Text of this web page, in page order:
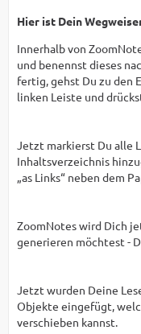
Hier ist Dein
Innerhalb von
und benennst dieses
fertig, gehst Du zu den
linken Leiste und
Jetzt markierst Du alle
Inhaltsverzeichnis
„as Links“ neben dem
ZoomNotes wird Dich
generieren möchtest -
Jetzt wurden Deine
Objekte eingefügt,
verschieben kannst.